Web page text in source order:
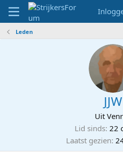
Leden
JJW
Uit
Lid sinds 22
Laatst gezien